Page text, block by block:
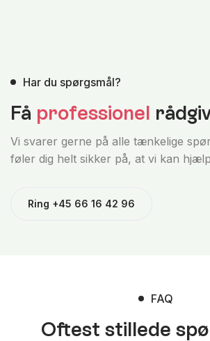
Har du spørgsmål?
Få professionel
Vi svarer gerne på alle tænkelige
føler dig helt sikker på, at vi kan
Ring +45 66 16 42 96
FAQ
Oftest stillede